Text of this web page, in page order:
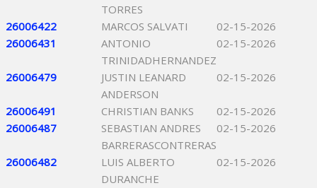
TORRES
26006422 MARCOS SALVATI
02-15-2026
26006431
ANTONIO
TRINIDADHERNANDEZ
02-15-2026
26006479
JUSTIN LEANARD
ANDERSON
02-15-2026
26006491 CHRISTIAN BANKS
02-15-2026
26006487
SEBASTIAN ANDRES
BARRERASCONTRERAS
02-15-2026
26006482
LUIS ALBERTO
DURANCHE
02-15-2026